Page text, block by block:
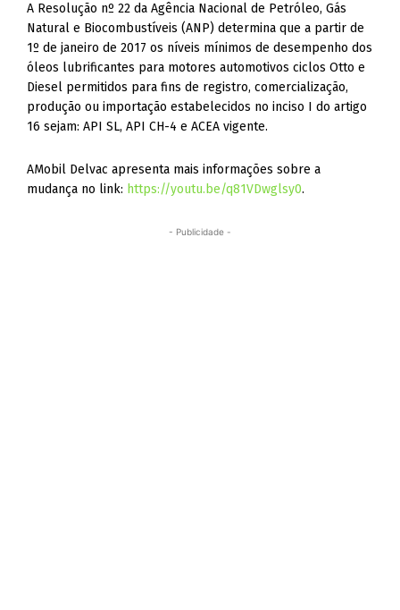
A Resolução nº 22 da Agência Nacional de Petróleo, Gás
Natural e Biocombustíveis (ANP) determina que a partir de
1º de janeiro de 2017 os níveis mínimos de desempenho dos
óleos lubrificantes para motores automotivos ciclos Otto e
Diesel permitidos para fins de registro, comercialização,
produção ou importação estabelecidos no inciso I do artigo
16 sejam: API SL, API CH-4 e ACEA vigente.
AMobil Delvac apresenta mais informações sobre a
mudança no link: https://youtu.be/q81VDwglsy0.
- Publicidade -